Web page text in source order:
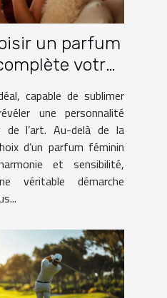
un parfum
votre
capable de sublimer
une personnalité
de l’art. Au-delà de la
d’un parfum féminin
et sensibilité,
véritable démarche